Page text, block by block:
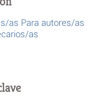
as Para autores/as
as